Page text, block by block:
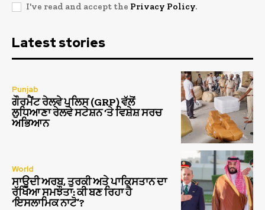
I've read and accept the Privacy Policy.
Latest stories
Punjab
ਗੌਰਮੈਂਟ ਰੇਲਵੇ ਪੁਲਿਸ (GRP) ਵੱਲੋਂ
ਲੁਧਿਆਣਾ ਰੇਲਵੇ ਸਟੇਸ਼ਨ ‘ਤੇ ਵਿਸ਼ੇਸ਼ ਸਰਚ
ਅਭਿਆਨ
World
ਸਾਊਦੀ ਅਰਬ, ਤੁਰਕੀ ਅਤੇ ਪਾਕਿਸਤਾਨ ਦਾ
ਰੱਖਿਆ ਸਮਝੌਤਾ: ਕੀ ਬਣ ਰਿਹਾ ਹੈ
‘ਇਸਲਾਮਿਕ ਨਾਟੋ’?